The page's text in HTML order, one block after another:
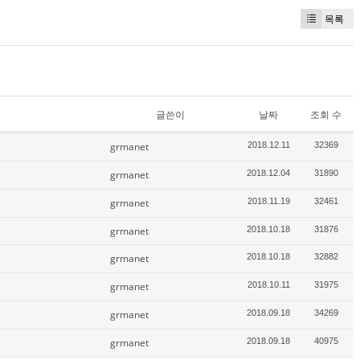
목록
글쓴이 날짜 조회 수
grmanet 2018.12.11 32369
grmanet 2018.12.04 31890
grmanet 2018.11.19 32461
grmanet 2018.10.18 31876
grmanet 2018.10.18 32882
grmanet 2018.10.11 31975
grmanet 2018.09.18 34269
grmanet 2018.09.18 40975